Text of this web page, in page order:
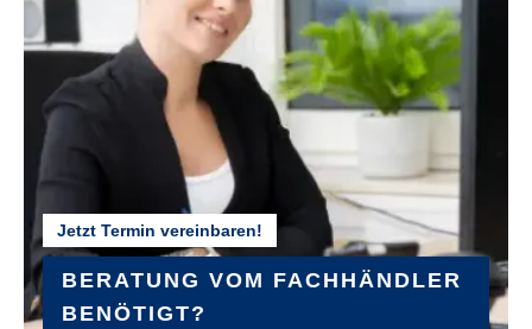
HERSTELLERFARBE :
pebble grey
KURBELGARNITUR :
MODELLJAHR :
2026
Jetzt Termin vereinbaren!
BERATUNG VOM FACHHÄNDLER
BENÖTIGT?